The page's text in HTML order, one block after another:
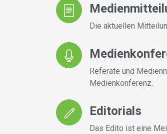
Die aktuellen
Referate und
Medienkonferenz.
Editorials
Das Edito ist eine